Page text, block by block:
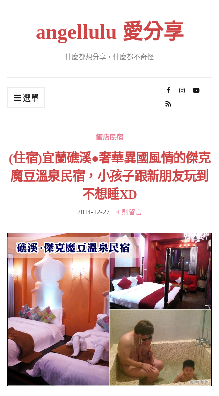
angellulu 愛分享
什麼都想分享，什麼都不奇怪
選單
飯店民宿
(住宿)宜蘭礁溪●奢華異國風情的傑克
魔豆溫泉民宿，小孩子跟新朋友玩到
不想睡XD
2014-12-27 4 則留言